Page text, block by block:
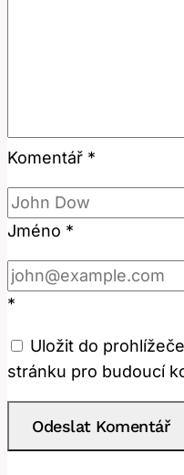
Komentář *
Jméno *
*
Uložit do
stránku pro budoucí